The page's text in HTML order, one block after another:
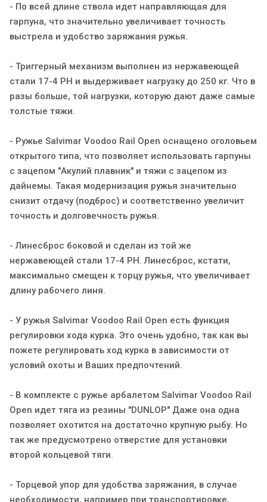
- По всей длине ствола идет направляющая для
гарпуна, что значительно увеличивает точность
выстрела и удобство заряжания ружья.
- Триггерный механизм выполнен из нержавеющей
стали 17-4 PH и выдерживает нагрузку до 250 кг. Что в
разы больше, той нагрузки, которую дают даже самые
толстые тяжи.
- Ружье Salvimar Voodoo Rail Open оснащено оголовьем
открытого типа, что позволяет использовать гарпуны
с зацепом "Акулий плавник" и тяжи с зацепом из
дайнемы. Такая модернизация ружья значительно
снизит отдачу (подброс) и соответственно увеличит
точность и долговечность ружья.
- Линесброс боковой и сделан из той же
нержавеющей стали 17-4 PH. Линесброс, кстати,
максимально смещен к торцу ружья, что увеличивает
длину рабочего линя.
- У ружья Salvimar Voodoo Rail Open есть функция
регулировки хода курка. Это очень удобно, так как вы
пожете регулировать ход курка в зависимости от
условий охоты и Ваших предпочтений.
- В комплекте с ружье арбалетом Salvimar Voodoo Rail
Open идет тяга из резины "DUNLOP" Даже она одна
позволяет охотится на достаточно крупную рыбу. Но
так же предусмотрено отверстие для установки
второй кольцевой тяги.
- Торцевой упор для удобства заряжания, в случае
необходимости, например при транспортировке,